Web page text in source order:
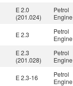
E 2.0
(201.024)
Petrol
Engine
E 2.3
Petrol
Engine
E 2.3
(201.028)
Petrol
Engine
E 2.3-16
Petrol
Engine